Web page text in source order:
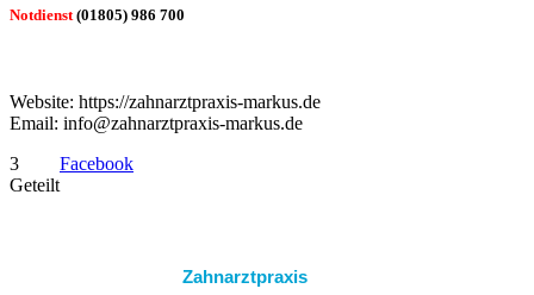
Notdienst (01805) 986 700
Website: https://zahnarztpraxis-markus.de
Email: info@zahnarztpraxis-markus.de
3
Geteilt
Facebook
Zahnarztpraxis